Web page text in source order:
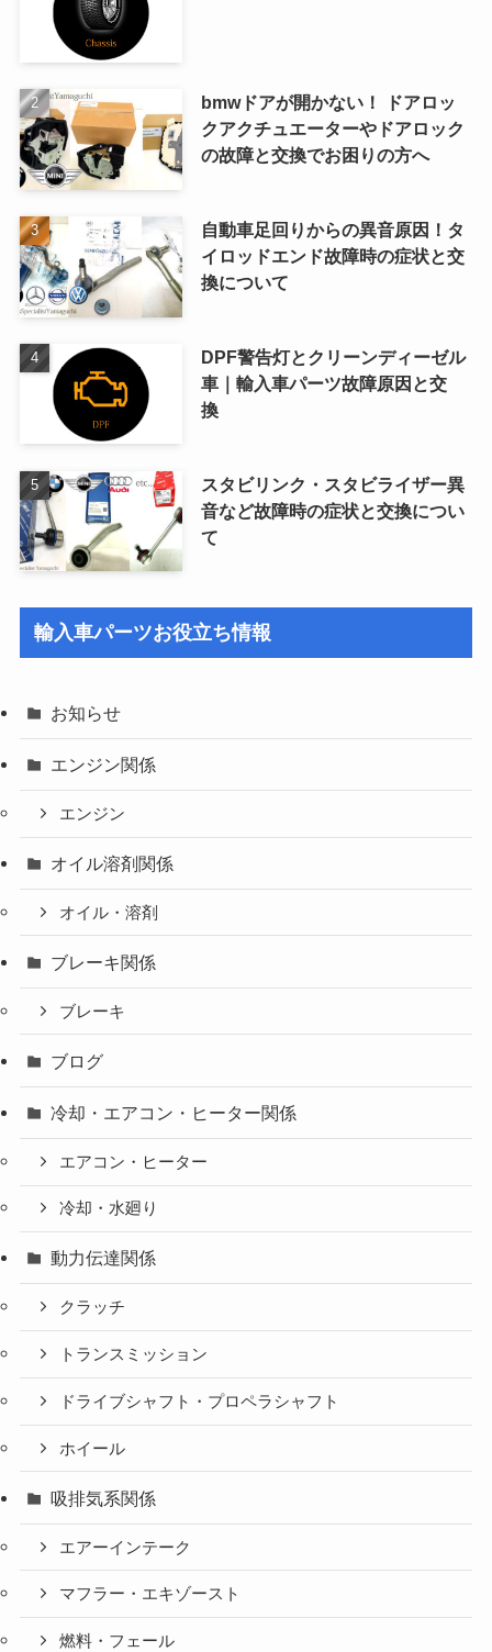
bmwドアが開かない！ ドアロッ
クアクチュエーターやドアロック
の故障と交換でお困りの方へ
自動車足回りからの異音原因！タ
イロッドエンド故障時の症状と交
換について
DPF警告灯とクリーンディーゼル
車｜輸入車パーツ故障原因と交
換
スタビリンク・スタビライザー異
音など故障時の症状と交換につい
て
輸入車パーツお役立ち情報
お知らせ
エンジン関係
エンジン
オイル溶剤関係
オイル・溶剤
ブレーキ関係
ブレーキ
ブログ
冷却・エアコン・ヒーター関係
エアコン・ヒーター
冷却・水廻り
動力伝達関係
クラッチ
トランスミッション
ドライブシャフト・プロペラシャフト
ホイール
吸排気系関係
エアーインテーク
マフラー・エキゾースト
燃料・フェール